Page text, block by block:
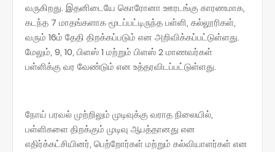
வருகிறது. இதனிடையே கொரோனா ஊரடங்கு காரணமாக,
கடந்த 7 மாதங்களாக மூடப்பட்டிருந்த பள்ளி, கல்லூரிகள்,
வரும் 16ம் தேதி திறக்கப்படும் என அறிவிக்கப்பட்டுள்ளது.
மேலும், 9, 10, பிளஸ் 1 மற்றும் பிளஸ் 2 மாணவர்கள்
பள்ளிக்கு வர வேண்டும் என உத்தரவிடப்பட்டுள்ளது.
நோய் பரவல் முற்றிலும் முடிவுக்கு வராத நிலையில்,
பள்ளிகளை திறக்கும் முடிவு ஆபத்தானது என
எதிர்க்கட்சியினர், பெற்றோர்கள் மற்றும் கல்வியாளர்கள் என